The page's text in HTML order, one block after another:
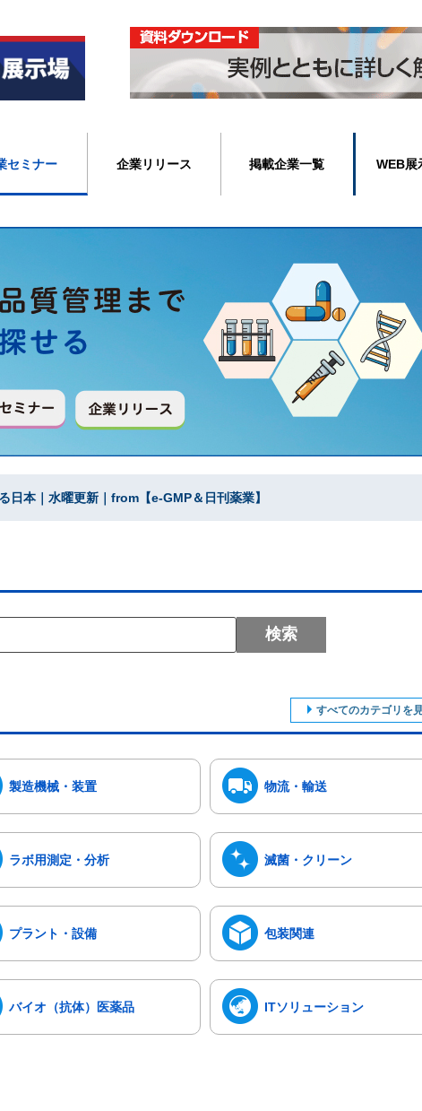
セミナー 企業リリース 掲載企業一覧 WEB展
日本｜水曜更新｜from【e-GMP＆日刊薬業】
検索
すべてのカテゴリを
製造機械・装置 物流・輸送
ラボ用測定・分析 滅菌・クリーン
プラント・設備 包装関連
バイオ（抗体）医薬品 ITソリューション